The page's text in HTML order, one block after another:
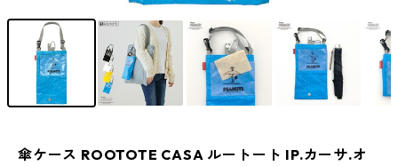
傘ケース ROOTOTE CASA ルートート IP.カーサ.オ